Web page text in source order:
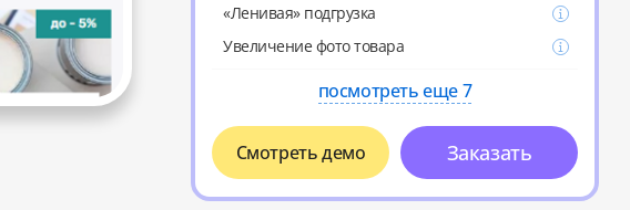
«Ленивая» подгрузка
Увеличение фото товара
посмотреть еще 7
Смотреть демо Заказать